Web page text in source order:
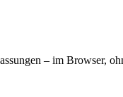
– im Browser,